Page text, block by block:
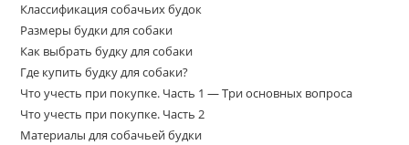
Классификация собачьих будок
Размеры будки для собаки
Как выбрать будку для собаки
Где купить будку для собаки?
Что учесть при покупке. Часть 1 — Три основных вопроса
Что учесть при покупке. Часть 2
Материалы для собачьей будки